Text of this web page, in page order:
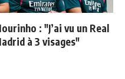
: "J’ai vu un Real
à 3 visages"